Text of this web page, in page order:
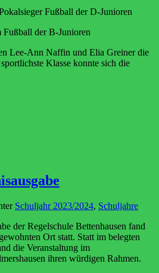
Fußball der D-Junioren
Fußball der B-Junioren
Lee-Ann Naffin und Elia Greiner die
Klasse konnte sich die
Schuljahr 2023/2024, Schuljahre
der Regelschule Bettenhausen fand
Ort statt. Statt im belegten
die Veranstaltung im
ihren würdigen Rahmen.